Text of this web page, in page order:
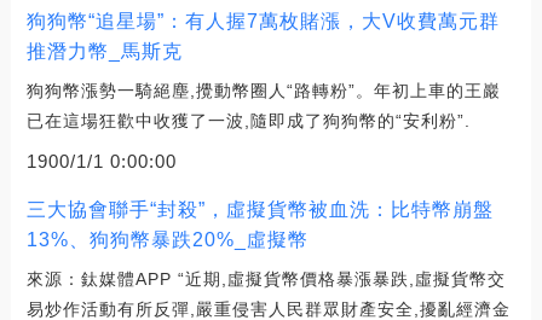
狗狗幣“追星場”：有人握7萬枚賭漲，大V收費萬元群
推潛力幣_馬斯克
狗狗幣漲勢一騎絕塵,攪動幣圈人“路轉粉”。年初上車的王巖
已在這場狂歡中收獲了一波,隨即成了狗狗幣的“安利粉”.
1900/1/1 0:00:00
三大協會聯手“封殺”，虛擬貨幣被血洗：比特幣崩盤
13%、狗狗幣暴跌20%_虛擬幣
來源：鈦媒體APP “近期,虛擬貨幣價格暴漲暴跌,虛擬貨幣交
易炒作活動有所反彈,嚴重侵害人民群眾財產安全,擾亂經濟金